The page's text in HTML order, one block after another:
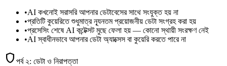
•AI কখনোই সরাসরি আপনার ডেটাবেসের সাথে সংযুক্ত হয় না
•প্রতিটি কুয়েরিতে শুধুমাত্র ন্যূনতম প্রয়োজনীয় ডেটা সংগ্রহ করা হয়
•প্রসেসিং শেষে AI কন্টেক্সট মুছে ফেলা হয় — কোনো স্থায়ী সংরক্ষণ নেই
•AI স্বাধীনভাবে আপনার ডেটা অ্যাক্সেস বা কুয়েরি করতে পারে না
shield পর্ব ২: ডেটা ও নিরাপত্তা